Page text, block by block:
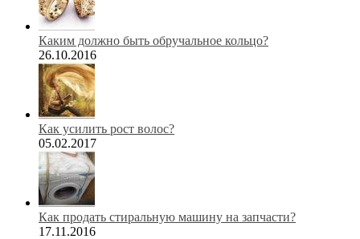
Каким должно быть обручальное кольцо?
26.10.2016
Как усилить рост волос?
05.02.2017
Как продать стиральную машину на запчасти?
17.11.2016